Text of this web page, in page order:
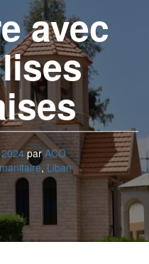
avec
parACO
, Liban